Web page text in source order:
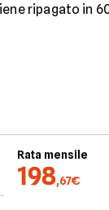
ripagato in
Rata mensile
198,67€